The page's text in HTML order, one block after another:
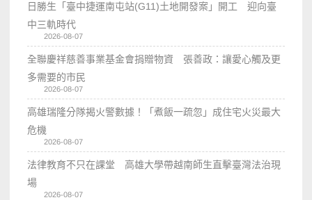
日勝生「臺中捷運南屯站(G11)土地開發案」開工 迎向臺
中三軌時代
2026-08-07
全聯慶祥慈善事業基金會捐贈物資 張善政：讓愛心觸及更
多需要的市民
2026-08-07
高雄瑞隆分隊揭火警數據！「煮飯一疏忽」成住宅火災最大
危機
2026-08-07
法律教育不只在課堂 高雄大學帶越南師生直擊臺灣法治現
場
2026-08-07